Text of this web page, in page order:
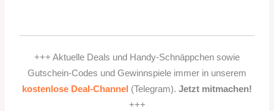
+++ Aktuelle Deals und Handy-Schnäppchen sowie
Gutschein-Codes und Gewinnspiele immer in unserem
kostenlose Deal-Channel (Telegram). Jetzt mitmachen!
+++